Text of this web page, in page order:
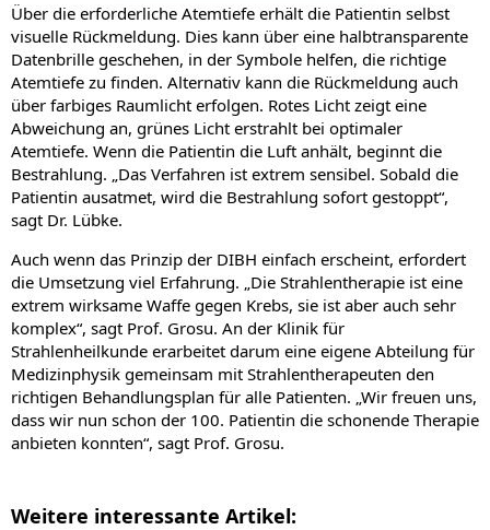
Über die erforderliche Atemtiefe erhält die Patientin selbst
visuelle Rückmeldung. Dies kann über eine halbtransparente
Datenbrille geschehen, in der Symbole helfen, die richtige
Atemtiefe zu finden. Alternativ kann die Rückmeldung auch
über farbiges Raumlicht erfolgen. Rotes Licht zeigt eine
Abweichung an, grünes Licht erstrahlt bei optimaler
Atemtiefe. Wenn die Patientin die Luft anhält, beginnt die
Bestrahlung. „Das Verfahren ist extrem sensibel. Sobald die
Patientin ausatmet, wird die Bestrahlung sofort gestoppt“,
sagt Dr. Lübke.
Auch wenn das Prinzip der DIBH einfach erscheint, erfordert
die Umsetzung viel Erfahrung. „Die Strahlentherapie ist eine
extrem wirksame Waffe gegen Krebs, sie ist aber auch sehr
komplex“, sagt Prof. Grosu. An der Klinik für
Strahlenheilkunde erarbeitet darum eine eigene Abteilung für
Medizinphysik gemeinsam mit Strahlentherapeuten den
richtigen Behandlungsplan für alle Patienten. „Wir freuen uns,
dass wir nun schon der 100. Patientin die schonende Therapie
anbieten konnten“, sagt Prof. Grosu.
Weitere interessante Artikel: